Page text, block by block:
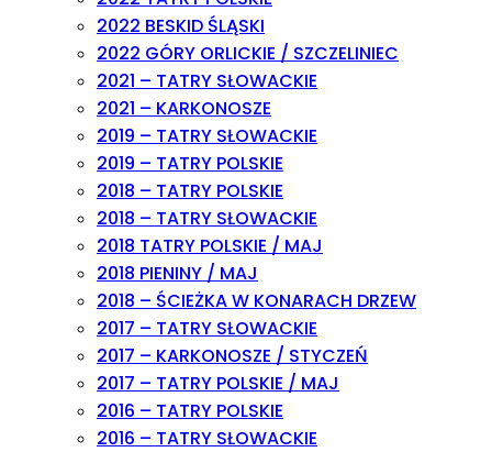
2022 BESKID ŚLĄSKI
2022 GÓRY ORLICKIE / SZCZELINIEC
2021 – TATRY SŁOWACKIE
2021 – KARKONOSZE
2019 – TATRY SŁOWACKIE
2019 – TATRY POLSKIE
2018 – TATRY POLSKIE
2018 – TATRY SŁOWACKIE
2018 TATRY POLSKIE / MAJ
2018 PIENINY / MAJ
2018 – ŚCIEŻKA W KONARACH DRZEW
2017 – TATRY SŁOWACKIE
2017 – KARKONOSZE / STYCZEŃ
2017 – TATRY POLSKIE / MAJ
2016 – TATRY POLSKIE
2016 – TATRY SŁOWACKIE